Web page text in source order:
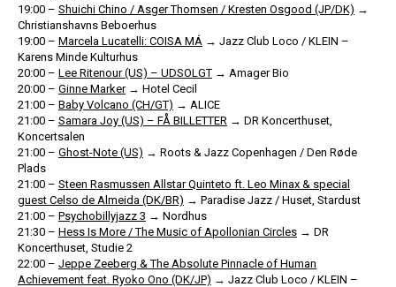
19:00 – Shuichi Chino / Asger Thomsen / Kresten Osgood (JP/DK) →
Christianshavns Beboerhus
19:00 – Marcela Lucatelli: COISA MÁ → Jazz Club Loco / KLEIN –
Karens Minde Kulturhus
20:00 – Lee Ritenour (US) – UDSOLGT → Amager Bio
20:00 – Ginne Marker→ Hotel Cecil
21:00 – Baby Volcano (CH/GT) → ALICE
21:00 – Samara Joy (US) – FÅ BILLETTER → DR Koncerthuset,
Koncertsalen
21:00 – Ghost-Note (US) → Roots & Jazz Copenhagen / Den Røde
Plads
21:00 – Steen Rasmussen Allstar Quinteto ft. Leo Minax & special
guest Celso de Almeida (DK/BR) → Paradise Jazz / Huset, Stardust
21:00 – Psychobillyjazz 3 → Nordhus
21:30 – Hess Is More / The Music of Apollonian Circles → DR
Koncerthuset, Studie 2
22:00 – Jeppe Zeeberg & The Absolute Pinnacle of Human
Achievement feat. Ryoko Ono (DK/JP) → Jazz Club Loco / KLEIN –